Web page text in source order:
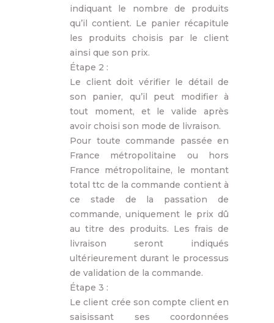
indiquant le nombre de produits
qu’il contient. Le panier récapitule
les produits choisis par le client
ainsi que son prix.
Étape 2 :
Le client doit vérifier le détail de
son panier, qu’il peut modifier à
tout moment, et le valide après
avoir choisi son mode de livraison.
Pour toute commande passée en
France métropolitaine ou hors
France métropolitaine, le montant
total ttc de la commande contient à
ce stade de la passation de
commande, uniquement le prix dû
au titre des produits. Les frais de
livraison seront indiqués
ultérieurement durant le processus
de validation de la commande.
Étape 3 :
Le client crée son compte client en
saisissant ses coordonnées